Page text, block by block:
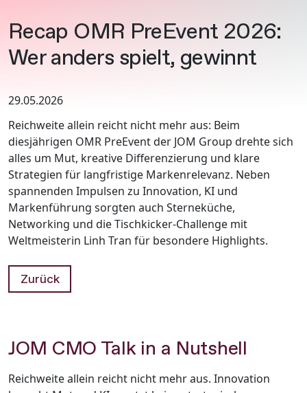
Recap OMR PreEvent 2026:
Wer anders spielt, gewinnt
29.05.2026
Reichweite allein reicht nicht mehr aus: Beim
diesjährigen OMR PreEvent der JOM Group drehte sich
alles um Mut, kreative Differenzierung und klare
Strategien für langfristige Markenrelevanz. Neben
spannenden Impulsen zu Innovation, KI und
Markenführung sorgten auch Sterneküche,
Networking und die Tischkicker-Challenge mit
Weltmeisterin Linh Tran für besondere Highlights.
Zurück
JOM CMO Talk in a Nutshell
Reichweite allein reicht nicht mehr aus. Innovation